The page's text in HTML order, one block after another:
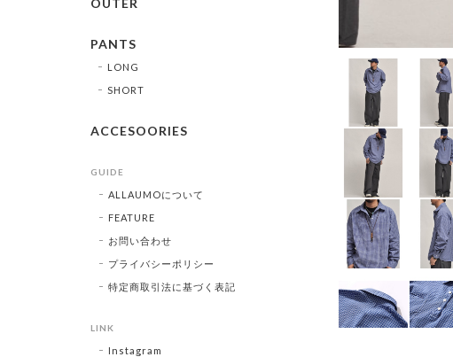
PANTS
LONG
SHORT
ACCESOORIES
GUIDE
ALLAUMOについて
FEATURE
お問い合わせ
プライバシーポリシー
特定商取引法に基づく表記
LINK
Instagram